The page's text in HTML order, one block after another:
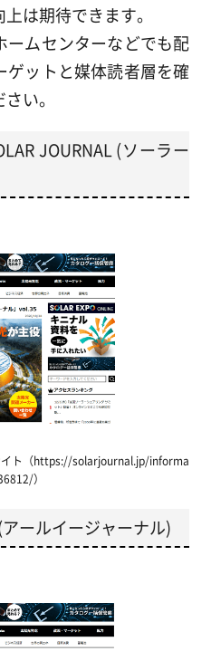
は期待できます。
ムセンターなどでも配
ットと媒体読者層を確
い。
JOURNAL (ソーラー
イト（https://solarjournal.jp/informa
）
ールイージャーナル)